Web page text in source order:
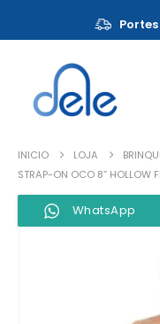
INICIO LOJA
STRAP-ON OCO 8” HOLLOW
WhatsApp